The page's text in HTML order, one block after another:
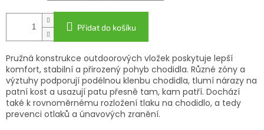
Přidat do košíku
Pružná konstrukce outdoorových vložek poskytuje lepší
komfort, stabilní a přirozený pohyb chodidla. Různé zóny a
výztuhy podporují podélnou klenbu chodidla, tlumí nárazy na
patní kost a usazují patu přesně tam, kam patří. Dochází
také k rovnoměrnému rozložení tlaku na chodidlo, a tedy
prevenci otlaků a únavových zranění.